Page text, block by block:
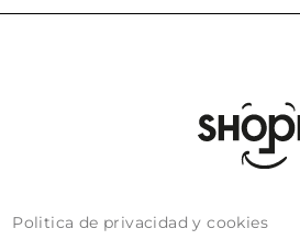
Politica de privacidad y cookies